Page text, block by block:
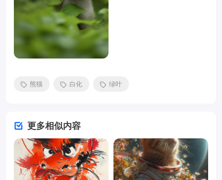
熊猫 白化 绿叶
更多相似内容